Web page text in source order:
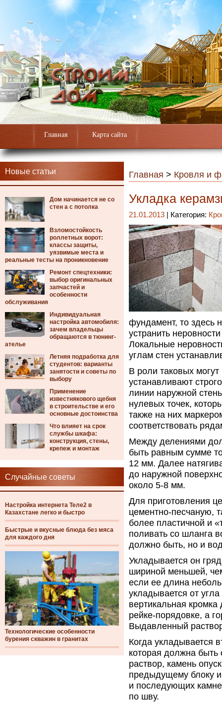
Главная Карта сайта
Новые статьи
Дом начинается не со
стен а с потолка
Взломостойкость
роллетных ворот:
классы защиты,
уязвимые места и
реальные тесты на проникновение
Ремонт спецтехники:
выбор оригинальных
запчастей и
особенности
обслуживания
Индивидуальная
настройка автомобиля:
зачем владельцы
обращаются в тюнинг-
ателье
Летняя подработка для
студентов: варианты
занятости и советы по
выбору
Применение
известнякового щебня
в строительстве и его
основные достоинства
Что влияет на срок
службы шкафа:
конструкция, стены,
крепеж и монтаж
Случайные советы
Настройка интернета Теле2 в
Казахстане легко и быстро
Быстрые и вкусные блюда без мяса
для каждого дня
Технологические особенности
бурения скважин в гранитах
Главная > Кровля и
Укладка
21.01.2013 | Категория:
фундамент, то здесь
устранить
Локальные
углам стен
В роли таковых
устанавливают
линии наружной
нулевых точек,
также на них
соответствовать
Между делениями
быть равным сумме
12 мм. Далее
до наружной
около 5-8 мм.
Для приготовления
цементно-песчаную,
более пластичной и
поливать со шланга
должно быть, но и
Укладывается он
шириной меньшей,
если ее длина
укладывается от
вертикальная
рейке-порядовке, а
Выдавленный
Когда укладывается
которая должна быть
раствор, камень
предыдущему блоку
и последующих
по шву.